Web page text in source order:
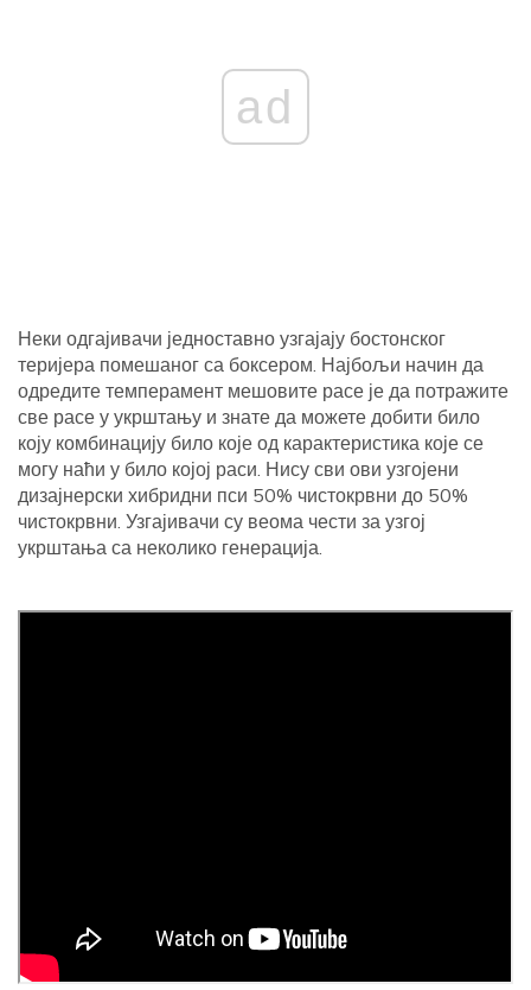
ad
Неки одгајивачи једноставно узгајају бостонског
теријера помешаног са боксером. Најбољи начин да
одредите темперамент мешовите расе је да потражите
све расе у укрштању и знате да можете добити било
коју комбинацију било које од карактеристика које се
могу наћи у било којој раси. Нису сви ови узгојени
дизајнерски хибридни пси 50% чистокрвни до 50%
чистокрвни. Узгајивачи су веома чести за узгој
укрштања са неколико генерација.